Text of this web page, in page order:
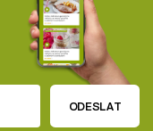
ODESLAT